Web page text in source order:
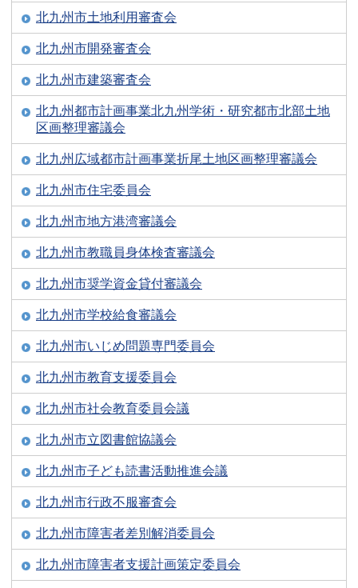
北九州市土地利用審査会
北九州市開発審査会
北九州市建築審査会
北九州都市計画事業北九州学術・研究都市北部土地
区画整理審議会
北九州広域都市計画事業折尾土地区画整理審議会
北九州市住宅委員会
北九州市地方港湾審議会
北九州市教職員身体検査審議会
北九州市奨学資金貸付審議会
北九州市学校給食審議会
北九州市いじめ問題専門委員会
北九州市教育支援委員会
北九州市社会教育委員会議
北九州市立図書館協議会
北九州市子ども読書活動推進会議
北九州市行政不服審査会
北九州市障害者差別解消委員会
北九州市障害者支援計画策定委員会